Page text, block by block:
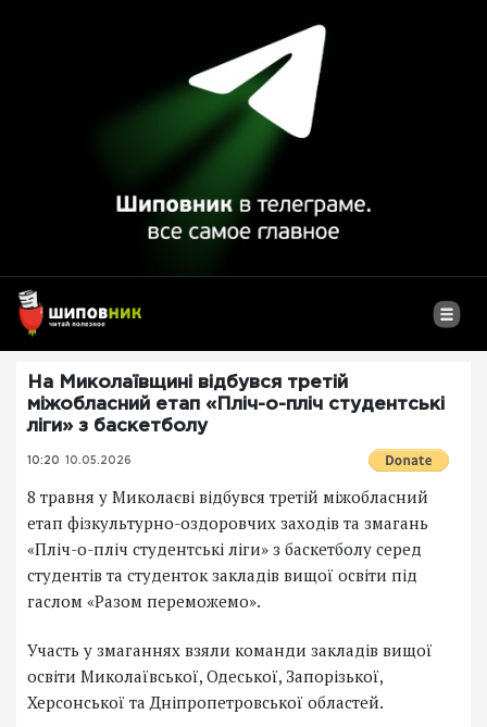
На Миколаївщині відбувся третій
міжобласний етап «Пліч-о-пліч студентські
ліги» з баскетболу
10:20 10.05.2026
8 травня у Миколаєві відбувся третій міжобласний
етап фізкультурно-оздоровчих заходів та змагань
«Пліч-о-пліч студентські ліги» з баскетболу серед
студентів та студенток закладів вищої освіти під
гаслом «Разом переможемо».
Участь у змаганнях взяли команди закладів вищої
освіти Миколаївської, Одеської, Запорізької,
Херсонської та Дніпропетровської областей.